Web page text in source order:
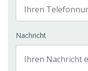
Nachricht